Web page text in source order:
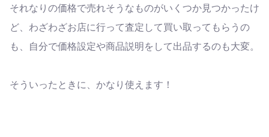
それなりの価格で売れそうなものがいくつか見つかったけ
ど、わざわざお店に行って査定して買い取ってもらうの
も、自分で価格設定や商品説明をして出品するのも大変。
そういったときに、かなり使えます！